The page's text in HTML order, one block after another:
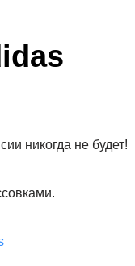
никогда не будет!